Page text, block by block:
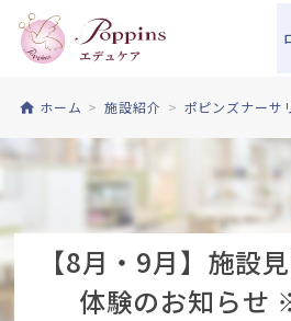
ホーム 施設紹介 ポピンズナーサ
【8月・9月】施設
体験のお知らせ